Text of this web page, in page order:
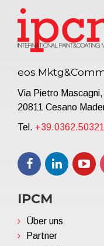
eos
Via Pietro
20811 Cesano
Tel.
IPCM
Über uns
Partner